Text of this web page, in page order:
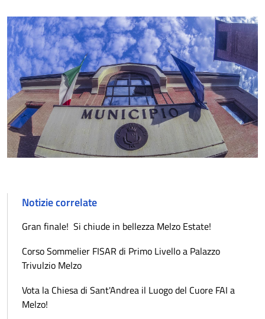
Notizie correlate
Gran finale! Si chiude in bellezza Melzo Estate!
Corso Sommelier FISAR di Primo Livello a Palazzo
Trivulzio Melzo
Vota la Chiesa di Sant'Andrea il Luogo del Cuore FAI a
Melzo!